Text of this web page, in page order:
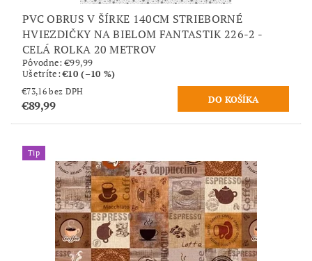
PVC OBRUS V ŠÍRKE 140CM STRIEBORNÉ
HVIEZDIČKY NA BIELOM FANTASTIK 226-2 -
CELÁ ROLKA 20 METROV
Pôvodne:€99,99
Ušetríte:€10 (–10 %)
€73,16 bez DPH
€89,99
Tip